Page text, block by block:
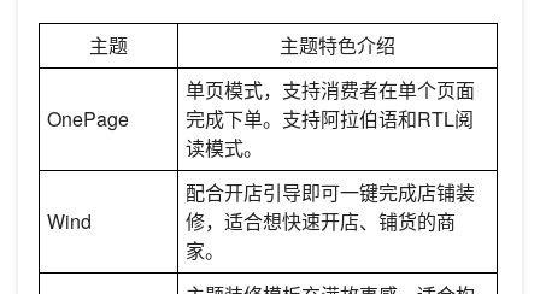
主题 主题特色介绍
OnePage
单页模式，支持消费者在单个页面
完成下单。支持阿拉伯语和RTL阅
读模式。
Wind
配合开店引导即可一键完成店铺装
修，适合想快速开店、铺货的商
家。